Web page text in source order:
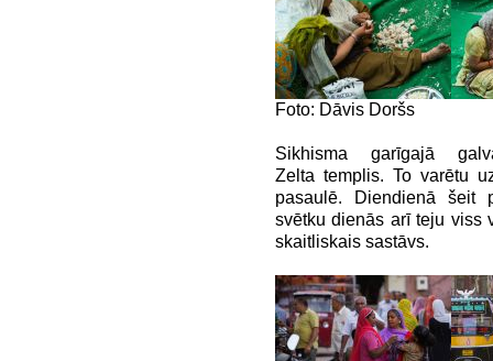
Foto: Dāvis Doršs
Sikhisma garīgajā
Zelta templis. To varētu
pasaulē. Diendienā šeit
svētku dienās arī teju viss
skaitliskais sastāvs.